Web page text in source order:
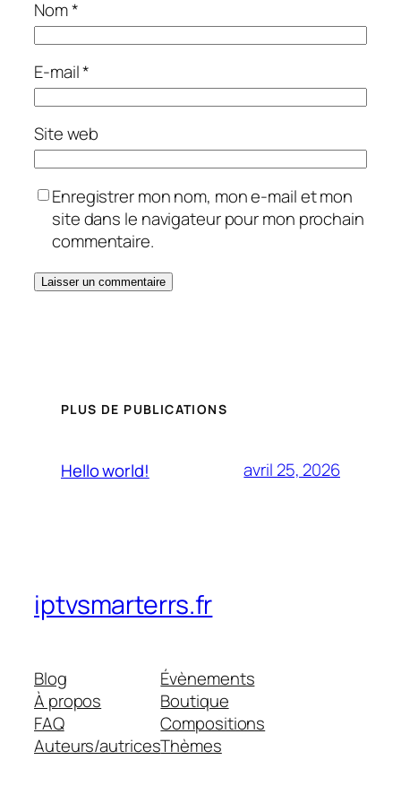
Nom*
E-mail*
Site web
Enregistrer mon nom, mon e-mail et mon
site dans le navigateur pour mon prochain
commentaire.
PLUS DE PUBLICATIONS
Hello world! avril 25, 2026
iptvsmarterrs.fr
Blog
À propos
FAQ
Auteurs/autrices
Évènements
Boutique
Compositions
Thèmes